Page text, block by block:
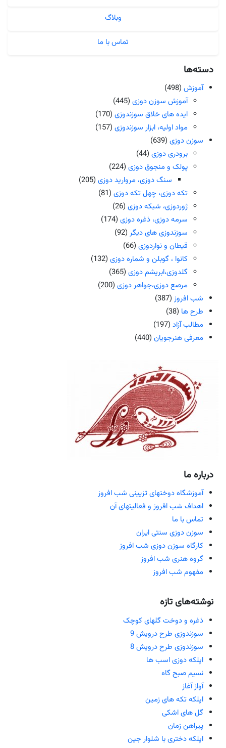
وبلاگ
تماس با ما
دسته‌ها
آموزش (498)
آموزش سوزن دوزی (445)
ایده های خلاق سوزندوزی (170)
مواد اولیه، ابزار سوزندوزی (157)
سوزن دوزی (639)
برودری دوزی (44)
پولک و منجوق دوزی (224)
سنگ دوزی، مروارید دوزی(205)
تکه دوزی، چهل تکه دوزی (81)
ژوردوزی، شبکه دوزی (26)
سرمه دوزی، ذغره دوزی (174)
سوزندوزی های دیگر (92)
قیطان و نواردوزی (66)
کانوا ، گوبلن و شماره دوزی (132)
گلدوزی،ابریشم دوزی (365)
مرصع دوزی،جواهر دوزی (200)
شب افروز (387)
طرح ها (38)
مطالب آزاد (197)
معرفی هنرجویان (440)
درباره ما
آموزشگاه دوختهای تزیینی شب افروز
اهداف شب افروز و فعالیتهای آن
تماس با ما
سوزن دوزی سنتی ایران
کارگاه سوزن دوزی شب افروز
گروه هنری شب افروز
مفهوم شب افروز
نوشته‌های تازه
ذغره و دوخت گلهای کوچک
سوزندوزی طرح درویش 9
سوزندوزی طرح درویش 8
اپلکه دوزی اسب ها
نسیم صبح گاه
آواز آغاز
اپلکه تکه های زمین
گل های اشکی
پیراهن زمان
اپلکه دختری با شلوار جین